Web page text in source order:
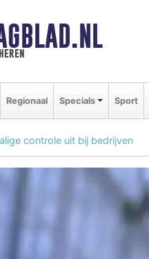
Regionaal Specials Sport
controle uit bij bedrijven